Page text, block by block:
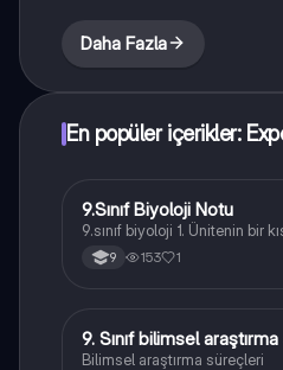
Daha Fazla
En popüler içerikler:
Biyoloji
9.Sınıf Biyoloji Notu
9.sınıf biyoloji 1. Ünitenin bir
9 153 1
Biyoloji
9. Sınıf bilimsel
Bilimsel araştırma süreçleri